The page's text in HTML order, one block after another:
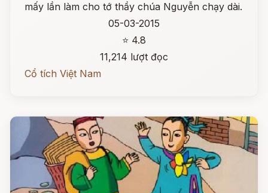
mấy lần làm cho tớ thầy chúa Nguyễn chạy dài.
05-03-2015
⭐ 4.8
11,214 lượt đọc
Cổ tích Việt Nam